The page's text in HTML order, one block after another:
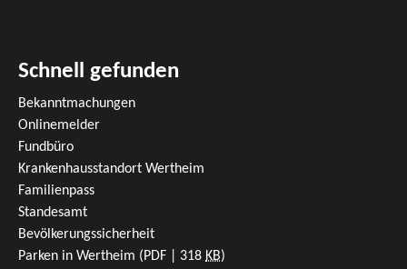
Schnell gefunden
Bekanntmachungen
Onlinemelder
Fundbüro
Krankenhausstandort Wertheim
Familienpass
Standesamt
Bevölkerungssicherheit
Parken in Wertheim (PDF | 318 KB)